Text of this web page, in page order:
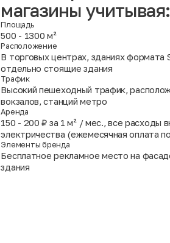
магазины учитывая:
Площадь
500 - 1300 м²
Расположение
В торговых центрах, зданиях
отдельно стоящие здания
Трафик
Высокий пешеходный трафик,
вокзалов, станций метро
Аренда
150 - 200 ₽ за 1 м² / мес., все расходы
электричества (ежемесячная оплата
Элементы бренда
Бесплатное рекламное место на
здания